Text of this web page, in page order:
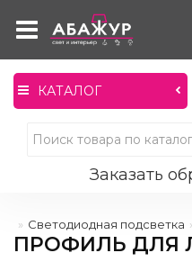
КАТАЛОГ
Заказать
Светодиодная подсветка
ПРОФИЛЬ ДЛЯ